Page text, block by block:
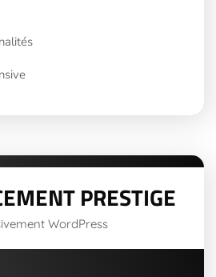
PRESTIGE
WordPress